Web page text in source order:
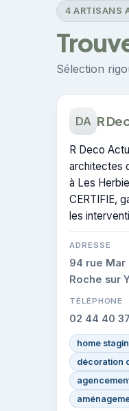
4 ARTISANS
Sélection
DA R
R Deco
architectes
à Les
CERTIFIE,
les
ADRESSE
94 rue
Roche sur
TÉLÉPHONE
02 44 40
home
décoration